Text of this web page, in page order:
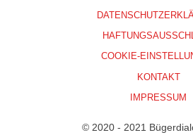
COOKIE-
KONTAKT
IMPRESSUM
© 2020 - 2021